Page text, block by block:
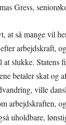
Gress,
at så mange vil
arbejdskraft,
slukke. Statens
betaler skat og
ville
arbejdskraften,
uholdbare,